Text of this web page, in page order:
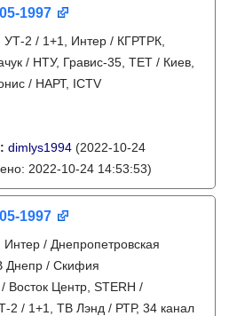
1997
УТ-2 / 1+1, Интер / КГРТРК,
/ НТУ, Гравис-35, ТЕТ / Киев,
/ НАРТ, ICTV
dimlys1994 (2022-10-24
2022-10-24 14:53:53)
1997
/ Днепропетровская
Днепр / Скифия
Восток Центр, STERH /
2 / 1+1, ТВ Лэнд / РТР, 34 канал